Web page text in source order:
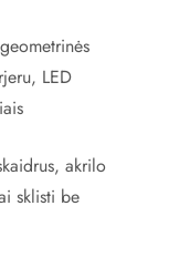
LED
akrilo
sklisti be